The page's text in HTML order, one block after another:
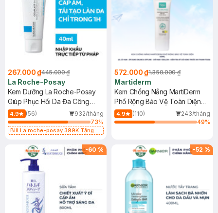
267.000 ₫445.000 ₫
La Roche-Posay
Kem Dưỡng La Roche-Posay
Giúp Phục Hồi Da Đa Công
Dụng 40ml
4.9 (56)
932/tháng
73%
Bill La roche-posay 399K Tặng
(SL có hạn)
572.000 ₫1.350.000 ₫
Martiderm
Kem Chống Nắng MartiDerm
Phổ Rộng Bảo Vệ Toàn Diện
40ml
4.9 (110)
243/tháng
49%
-60 % -52 %